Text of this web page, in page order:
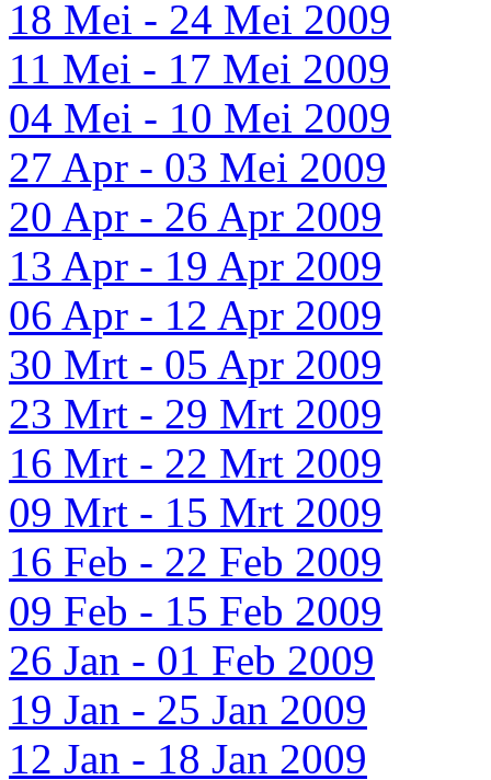
18 Mei - 24 Mei 2009
11 Mei - 17 Mei 2009
04 Mei - 10 Mei 2009
27 Apr - 03 Mei 2009
20 Apr - 26 Apr 2009
13 Apr - 19 Apr 2009
06 Apr - 12 Apr 2009
30 Mrt - 05 Apr 2009
23 Mrt - 29 Mrt 2009
16 Mrt - 22 Mrt 2009
09 Mrt - 15 Mrt 2009
16 Feb - 22 Feb 2009
09 Feb - 15 Feb 2009
26 Jan - 01 Feb 2009
19 Jan - 25 Jan 2009
12 Jan - 18 Jan 2009